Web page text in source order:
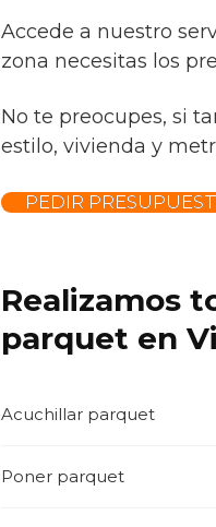
Accede a nuestro
zona necesitas los
No te preocupes, si
estilo, vivienda y
PEDIR
Realizamos
parquet en
Acuchillar parquet
Poner parquet